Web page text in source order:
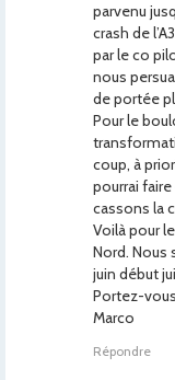
parvenu
crash de
par le co
nous
de portée
Pour le
coup, à
pourrai
cassons la
Voilà pour
Nord. Nous
juin début
Portez-
Marco
Répondre